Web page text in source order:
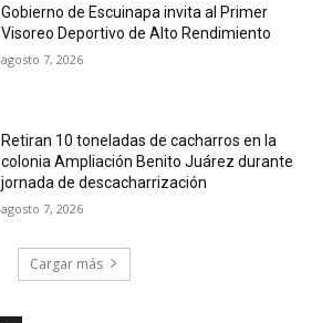
Gobierno de Escuinapa invita al Primer
Visoreo Deportivo de Alto Rendimiento
agosto 7, 2026
Retiran 10 toneladas de cacharros en la
colonia Ampliación Benito Juárez durante
jornada de descacharrización
agosto 7, 2026
Cargar más